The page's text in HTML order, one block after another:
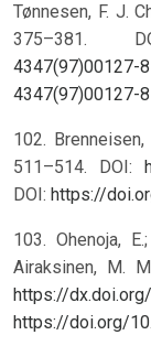
Tønnesen, F. J.
375–381.
4347(97)00127-8
4347(97)00127-8
102.
511–514. DOI:
DOI: https://
103. Ohenoja,
Airaksinen, M.
https://
https://doi.org/